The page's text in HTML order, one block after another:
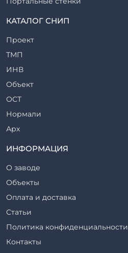
Прогоны железобетонные
Ригели железобетонные
Сваи железобетонные
Стеновые блоки
Стойки железобетонные
Столбы железобетонные
Закладные детали
Трубы железобетонные
Утяжелители железобетонные
Фермы железобетонные
Фундаментные блоки
Фундаменты железобетонные
Шахты лифтов железобетонные
Шпалы железобетонные
Элементы благоустройства
КАТАЛОГ СНИП
Проект
ТМП
ИНВ
Объект
ОСТ
Нормали
Арх
ТР
Серия
ТП
ТПР
Шифр
Рабочие чертежи
ВСН
ИНФОРМАЦИЯ
О заводе
Объекты
Оплата и доставка
Статьи
Политика конфиденциальности
Контакты